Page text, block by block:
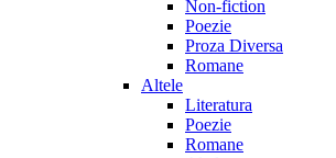
Non-fiction
Poezie
Proza Diversa
Romane
Altele
Literatura
Poezie
Romane